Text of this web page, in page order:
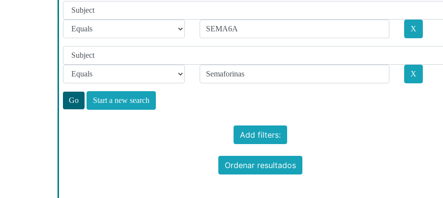
Start a new search
Add filters:
Ordenar resultados